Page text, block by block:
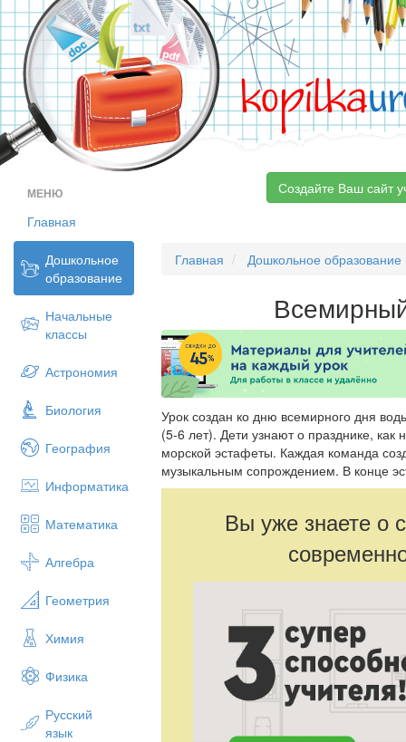
kopilka
МЕНЮ
Главная
Дошкольное
образование
Начальные
классы
Астрономия
Биология
География
Информатика
Математика
Алгебра
Геометрия
Химия
Физика
Русский
язык
Создайте Ваш сайт
Главная Дошкольное образование
Урок создан ко дню всемирного дня
(5-6 лет). Дети узнают о празднике,
морской эстафеты. Каждая команда
музыкальным сопрождением. В конце
Вы уже знаете о